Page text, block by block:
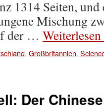
1314 Seiten,
Mischung
der … Weiterlesen
, Großbritannien,
Der Chinese